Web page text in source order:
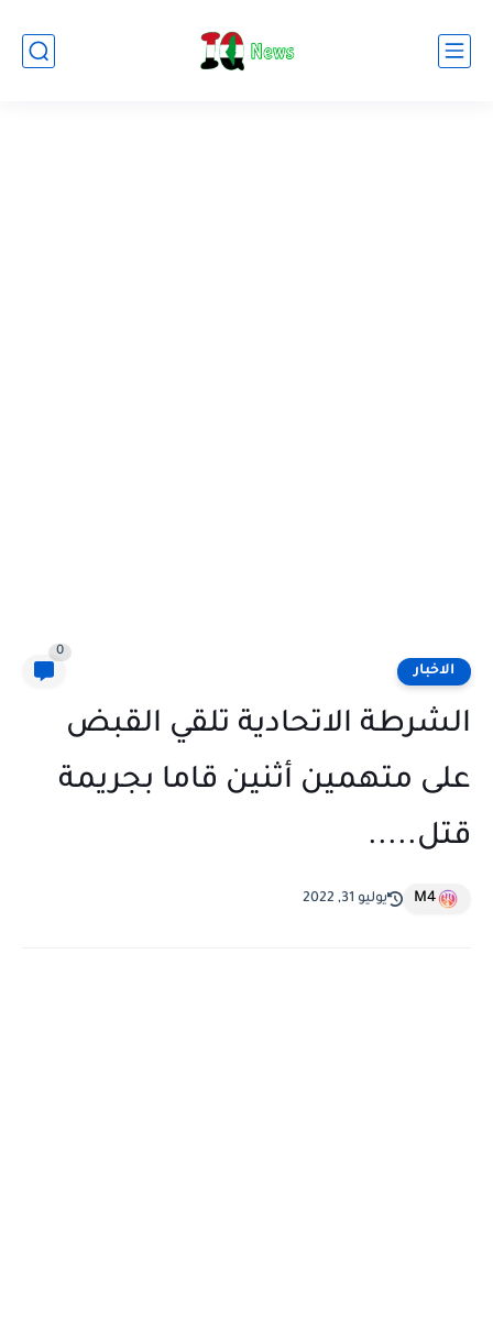
الاخبار
0
الشرطة الاتحادية تلقي القبض
على متهمين أثنين قاما بجريمة
قتل.....
M4 يوليو 31, 2022